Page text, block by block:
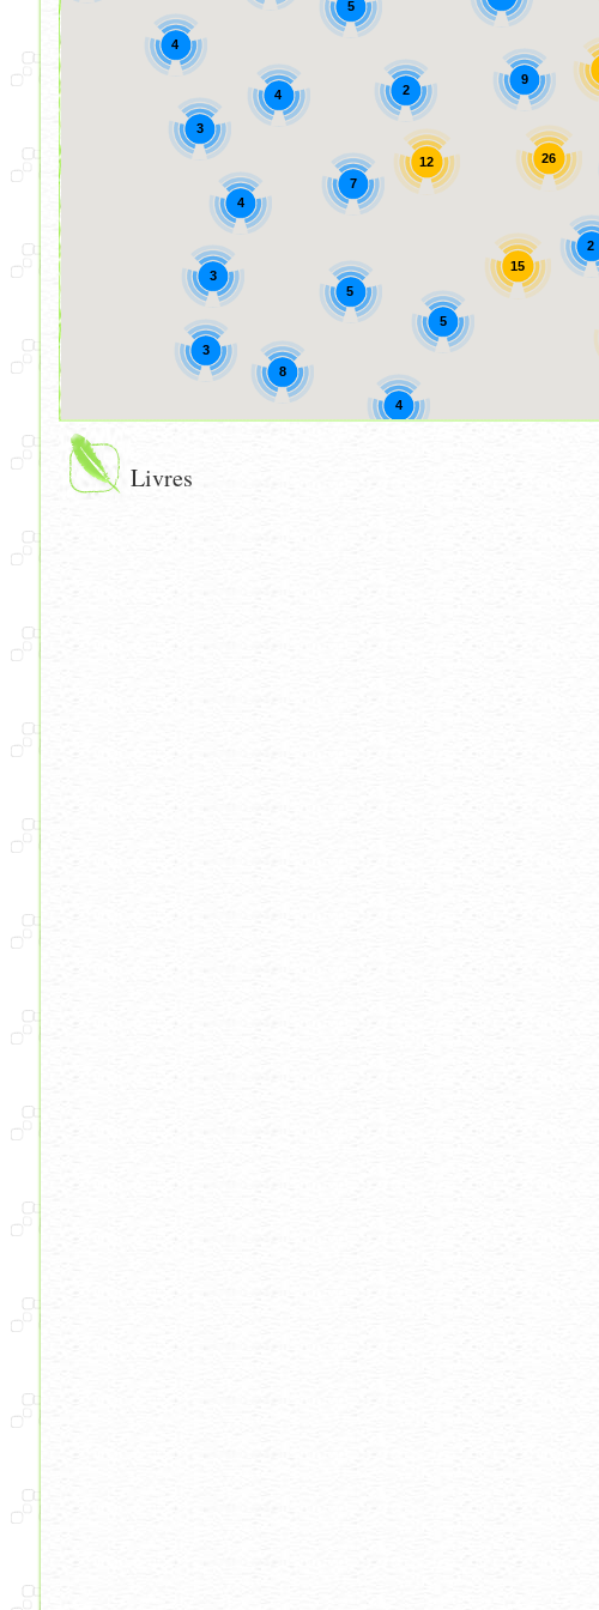
12
3
3
4
26
8
5
3
7
4
4
9
5
4
15
2
5
2
Livres